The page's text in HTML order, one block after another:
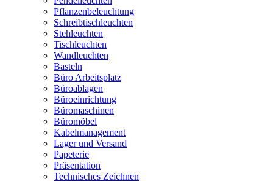
Pflanzenbeleuchtung
Schreibtischleuchten
Stehleuchten
Tischleuchten
Wandleuchten
Basteln
Büro Arbeitsplatz
Büroablagen
Büroeinrichtung
Büromaschinen
Büromöbel
Kabelmanagement
Lager und Versand
Papeterie
Präsentation
Technisches Zeichnen